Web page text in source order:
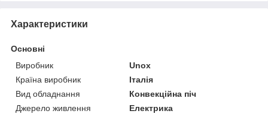
Характеристики
Основні
Виробник
Unox
Країна виробник
Італія
Вид обладнання
Конвекційна піч
Джерело живлення
Електрика